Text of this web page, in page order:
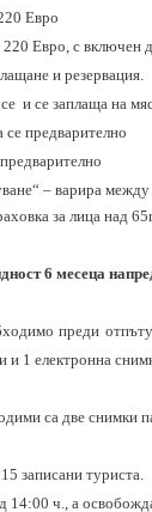
Евро
220 Евро, с включен
и резервация.
се и се заплаща на
предварително
– варира
за лица над
6 месеца
преди
1 електронна
са две снимки
записани туриста.
14:00 ч., а